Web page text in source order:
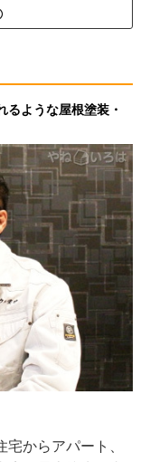
るような屋根塗装・
からアパート、